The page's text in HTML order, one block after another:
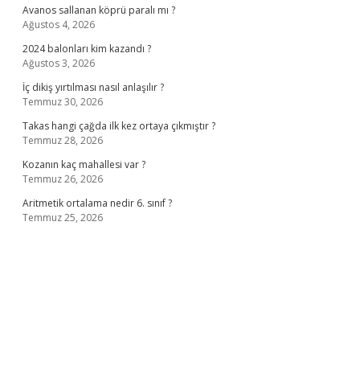
Avanos sallanan köprü paralı mı ?
Ağustos 4, 2026
2024 balonları kim kazandı ?
Ağustos 3, 2026
İç dikiş yırtılması nasıl anlaşılır ?
Temmuz 30, 2026
Takas hangi çağda ilk kez ortaya çıkmıştır ?
Temmuz 28, 2026
Kozanın kaç mahallesi var ?
Temmuz 26, 2026
Aritmetik ortalama nedir 6. sınıf ?
Temmuz 25, 2026